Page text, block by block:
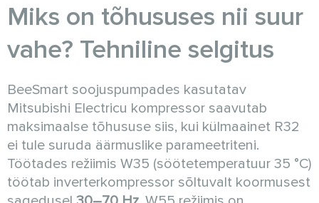
Miks on tõhususes nii suur
vahe? Tehniline selgitus
BeeSmart soojuspumpades kasutatav
Mitsubishi Electricu kompressor saavutab
maksimaalse tõhususe siis, kui külmaainet R32
ei tule suruda äärmuslike parameetriteni.
Töötades režiimis W35 (söötetemperatuur 35 °C)
töötab inverterkompressor sõltuvalt koormusest